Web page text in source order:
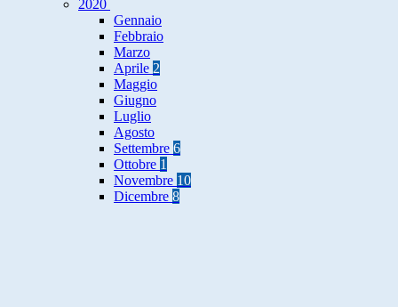
2020
Gennaio
Febbraio
Marzo
Aprile 2
Maggio
Giugno
Luglio
Agosto
Settembre 6
Ottobre 1
Novembre 10
Dicembre 8